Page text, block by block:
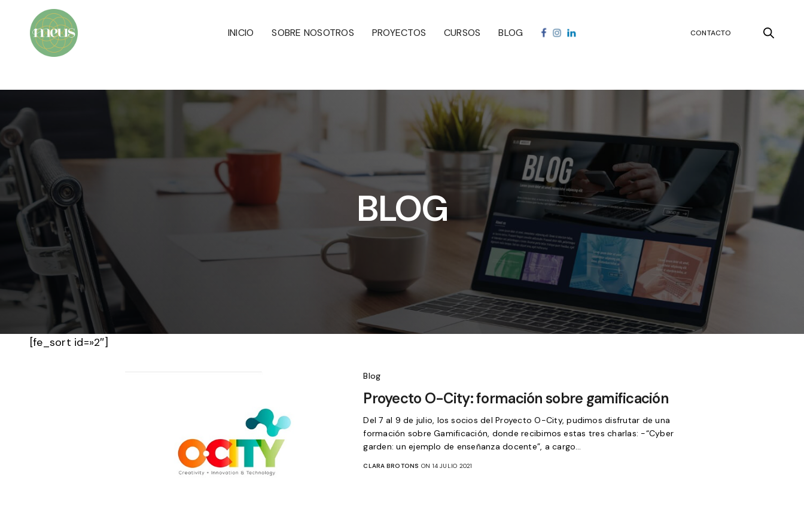
INICIO SOBRE NOSOTROS PROYECTOS CURSOS BLOG CONTACTO
BLOG
[fe_sort id=»2″]
Blog
Proyecto O-City: formación sobre gamificación
Del 7 al 9 de julio, los socios del Proyecto O-City, pudimos disfrutar de una
formación sobre Gamificación, donde recibimos estas tres charlas: -“Cyber ​​
garden: un ejemplo de enseñanza docente”, a cargo…
CLARA BROTONS ON 14 JULIO 2021